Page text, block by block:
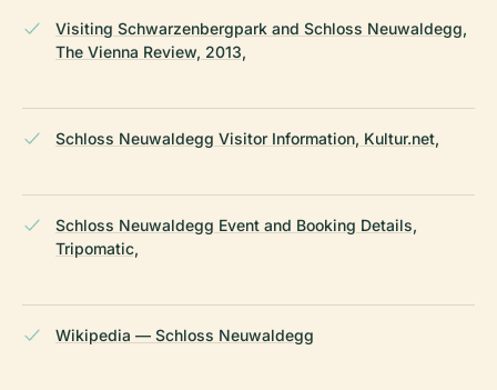
Visiting Schwarzenbergpark and Schloss Neuwaldegg,
The Vienna Review, 2013,
Schloss Neuwaldegg Visitor Information, Kultur.net,
Schloss Neuwaldegg Event and Booking Details,
Tripomatic,
Wikipedia — Schloss Neuwaldegg